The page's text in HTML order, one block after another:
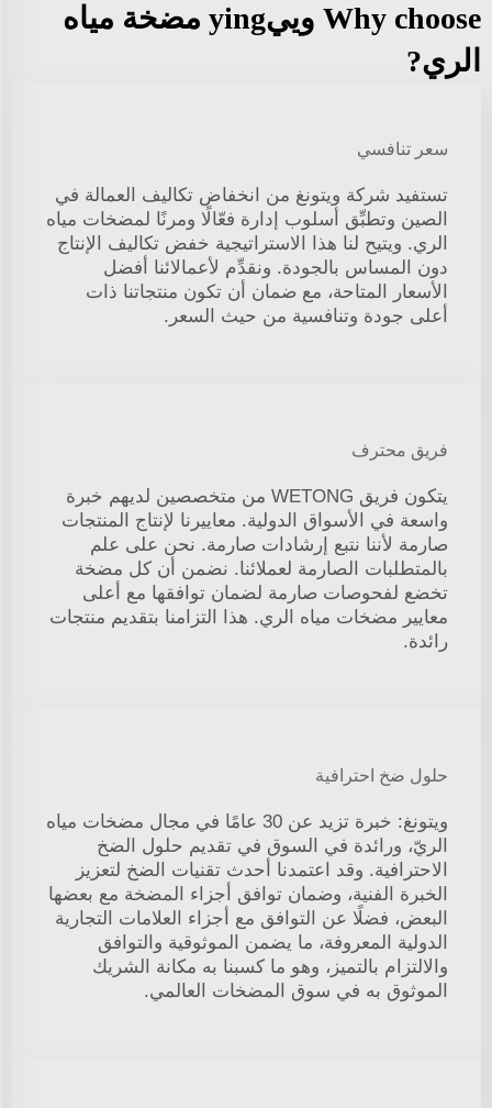
Why choose وييying مضخة مياه
الري?
سعر تنافسي
تستفيد شركة ويتونغ من انخفاض تكاليف العمالة في
الصين وتطبِّق أسلوب إدارة فعّالًا ومرنًا لمضخات مياه
الري. ويتيح لنا هذا الاستراتيجية خفض تكاليف الإنتاج
دون المساس بالجودة. ونقدِّم لأعمالائنا أفضل
الأسعار المتاحة، مع ضمان أن تكون منتجاتنا ذات
أعلى جودة وتنافسية من حيث السعر.
فريق محترف
يتكون فريق WETONG من متخصصين لديهم خبرة
واسعة في الأسواق الدولية. معاييرنا لإنتاج المنتجات
صارمة لأننا نتبع إرشادات صارمة. نحن على علم
بالمتطلبات الصارمة لعملائنا. نضمن أن كل مضخة
تخضع لفحوصات صارمة لضمان توافقها مع أعلى
معايير مضخات مياه الري. هذا التزامنا بتقديم منتجات
رائدة.
حلول ضخ احترافية
ويتونغ: خبرة تزيد عن 30 عامًا في مجال مضخات مياه
الريّ، ورائدة في السوق في تقديم حلول الضخ
الاحترافية. وقد اعتمدنا أحدث تقنيات الضخ لتعزيز
الخبرة الفنية، وضمان توافق أجزاء المضخة مع بعضها
البعض، فضلًا عن التوافق مع أجزاء العلامات التجارية
الدولية المعروفة، ما يضمن الموثوقية والتوافق
والالتزام بالتميز، وهو ما كسبنا به مكانة الشريك
الموثوق به في سوق المضخات العالمي.